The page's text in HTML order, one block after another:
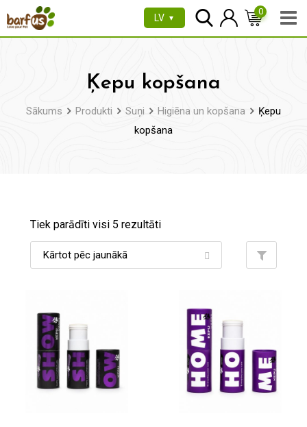
uz
LV ▼
0
Ķepu kopšana
Sākums Produkti Suņi Higiēna un kopšana
Ķepu
kopšana
Tiek parādīti visi 5 rezultāti